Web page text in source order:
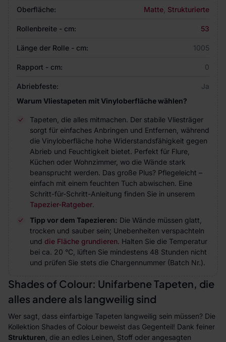
Oberfläche: Matte Strukturierte
Rollenbreite - cm: 53
Länge der Rolle - cm: 1005
Rapport - cm: 0
Abriebfeste:
Ja
Warum Vliestapeten mit Vinyloberfläche wählen?
Tapeten, die alles mitmachen. Der stabile Vliesträger
sorgt für einfaches Anbringen und Entfernen, während
die Vinyloberfläche hohe Widerstandsfähigkeit gegen
Abrieb und Feuchtigkeit bietet. Perfekt für Flure,
Küchen oder Wohnzimmer, wo die Wände stark
beansprucht werden. Das große Plus? Pflegeleicht –
einfach mit einem feuchten Tuch abwischen. Eine
Schritt-für-Schritt-Anleitung finden Sie in unserem
Tapezier-Ratgeber.
Tipp vor dem Tapezieren: Die Wände müssen glatt,
trocken und sauber sein; Unebenheiten verspachteln
und die Fläche grundieren. Halten Sie die Temperatur
bei ca. 20 °C, lüften Sie mindestens 48 Stunden nicht
und prüfen Sie stets die Chargennummer (Batch Nr.).
Shades of Colour: Unifarbene Tapeten, die
alles andere als langweilig sind
Wer sagt, dass einfarbige Tapeten langweilig sein müssen? Die
Kollektion Shades of Colour beweist das Gegenteil! Dank feiner
Strukturen , die an edles Leinen, Stoff oder angesagten